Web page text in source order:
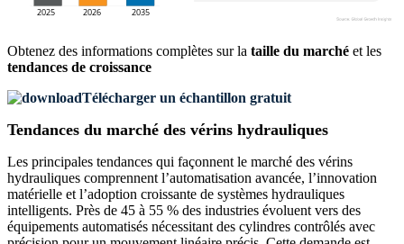
Obtenez des informations complètes sur la taille du marché et les
tendances de croissance
Télécharger un échantillon gratuit
Tendances du marché des vérins hydrauliques
Les principales tendances qui façonnent le marché des vérins
hydrauliques comprennent l’automatisation avancée, l’innovation
matérielle et l’adoption croissante de systèmes hydrauliques
intelligents. Près de 45 à 55 % des industries évoluent vers des
équipements automatisés nécessitant des cylindres contrôlés avec